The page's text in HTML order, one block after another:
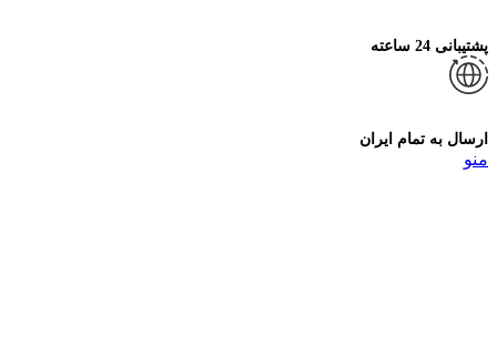
پشتیبانی 24 ساعته
ارسال به تمام ایران
منو